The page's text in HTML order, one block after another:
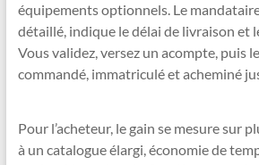
équipements optionnels. Le
détaillé, indique le délai de livraison et
Vous validez, versez un acompte, puis
commandé, immatriculé et acheminé
Pour l’acheteur, le gain se mesure sur
à un catalogue élargi, économie de